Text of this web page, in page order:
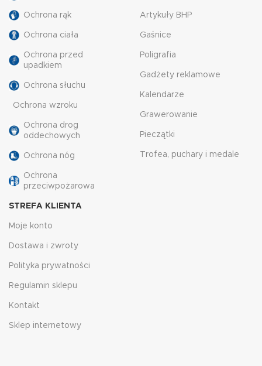
Ochrona rąk
Ochrona ciała
Ochrona przed
upadkiem
Ochrona słuchu
Ochrona wzroku
Ochrona drog
oddechowych
Ochrona nóg
Ochrona
przeciwpożarowa
Artykuły BHP
Gaśnice
Poligrafia
Gadżety reklamowe
Kalendarze
Grawerowanie
Pieczątki
Trofea, puchary i medale
STREFA KLIENTA
Moje konto
Dostawa i zwroty
Polityka prywatności
Regulamin sklepu
Kontakt
Sklep internetowy